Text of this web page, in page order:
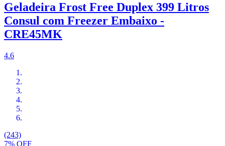
Geladeira Frost Free Duplex 399 Litros
Consul com Freezer Embaixo -
CRE45MK
4.6
(243)
7% OFF